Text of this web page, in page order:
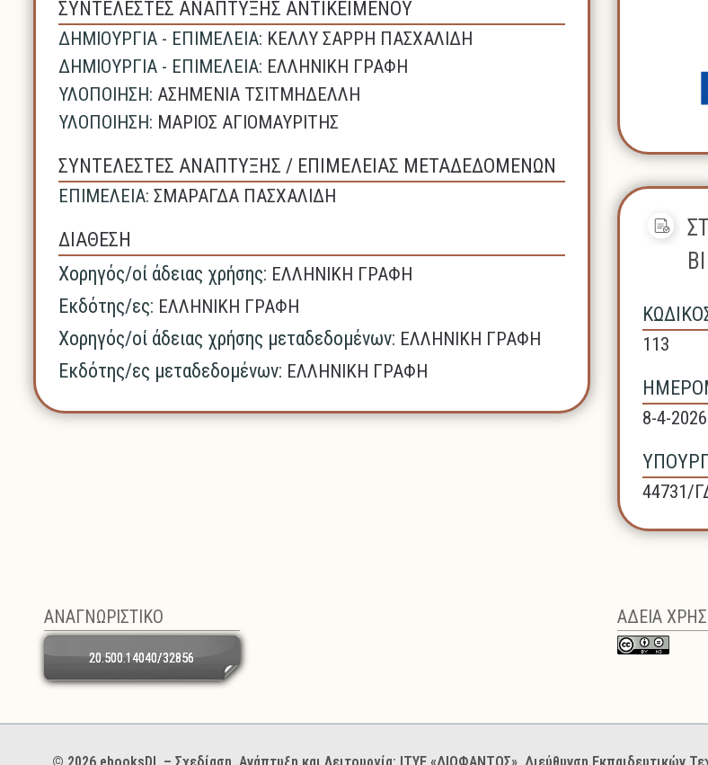
ΣΥΝΤΕΛΕΣΤΕΣ ΑΝΑΠΤΥΞΗΣ ΑΝΤΙΚΕΙΜΕΝΟΥ
ΔΗΜΙΟΥΡΓΙΑ - ΕΠΙΜΕΛΕΙΑ: ΚΕΛΛΥ ΣΑΡΡΗ ΠΑΣΧΑΛΙΔΗ
ΔΗΜΙΟΥΡΓΙΑ - ΕΠΙΜΕΛΕΙΑ: ΕΛΛΗΝΙΚΗ ΓΡΑΦΗ
ΥΛΟΠΟΙΗΣΗ: ΑΣΗΜΕΝΙΑ ΤΣΙΤΜΗΔΕΛΛΗ
ΥΛΟΠΟΙΗΣΗ: ΜΑΡΙΟΣ ΑΓΙΟΜΑΥΡΙΤΗΣ
ΣΥΝΤΕΛΕΣΤΕΣ ΑΝΑΠΤΥΞΗΣ / ΕΠΙΜΕΛΕΙΑΣ ΜΕΤΑΔΕΔΟΜΕΝΩΝ
ΕΠΙΜΕΛΕΙΑ: ΣΜΑΡΑΓΔΑ ΠΑΣΧΑΛΙΔΗ
ΔΙΑΘΕΣΗ
Χορηγός/οί άδειας χρήσης: ΕΛΛΗΝΙΚΗ ΓΡΑΦΗ
Εκδότης/ες: ΕΛΛΗΝΙΚΗ ΓΡΑΦΗ
Χορηγός/οί άδειας χρήσης μεταδεδομένων: ΕΛΛΗΝΙΚΗ ΓΡΑΦΗ
Εκδότης/ες μεταδεδομένων: ΕΛΛΗΝΙΚΗ ΓΡΑΦΗ
113
8-4-2026
44731/
ΑΝΑΓΝΩΡΙΣΤΙΚΟ
20.500.14040/32856
ΑΔΕΙΑ
Χορηγοί και φορείς